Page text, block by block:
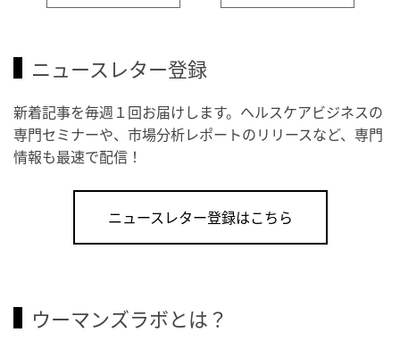
ニュースレター登録
新着記事を毎週１回お届けします。ヘルスケアビジネスの
専門セミナーや、市場分析レポートのリリースなど、専門
情報も最速で配信！
ニュースレター登録はこちら
ウーマンズラボとは？